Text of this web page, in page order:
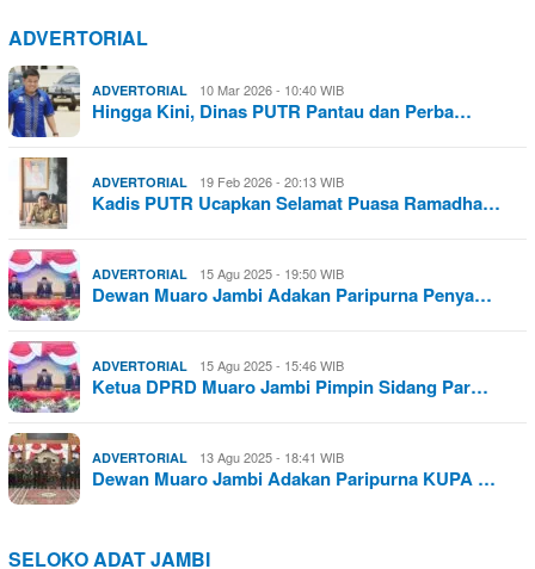
ADVERTORIAL
ADVERTORIAL 10 Mar 2026 - 10:40 WIB
Hingga Kini, Dinas PUTR Pantau dan Perba…
ADVERTORIAL 19 Feb 2026 - 20:13 WIB
Kadis PUTR Ucapkan Selamat Puasa Ramadha…
ADVERTORIAL 15 Agu 2025 - 19:50 WIB
Dewan Muaro Jambi Adakan Paripurna Penya…
ADVERTORIAL 15 Agu 2025 - 15:46 WIB
Ketua DPRD Muaro Jambi Pimpin Sidang Par…
ADVERTORIAL 13 Agu 2025 - 18:41 WIB
Dewan Muaro Jambi Adakan Paripurna KUPA …
SELOKO ADAT JAMBI